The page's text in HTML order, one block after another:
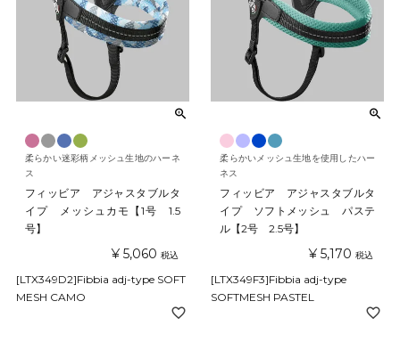
柔らかい迷彩柄メッシュ生地のハーネ
ス
フィッビア アジャスタブルタ
イプ メッシュカモ【1号 1.5
号】
¥ 5,060 税込
[LTX349D2]Fibbia adj-type SOFT
MESH CAMO
柔らかいメッシュ生地を使用したハー
ネス
フィッビア アジャスタブルタ
イプ ソフトメッシュ パステ
ル【2号 2.5号】
¥ 5,170 税込
[LTX349F3]Fibbia adj-type
SOFTMESH PASTEL